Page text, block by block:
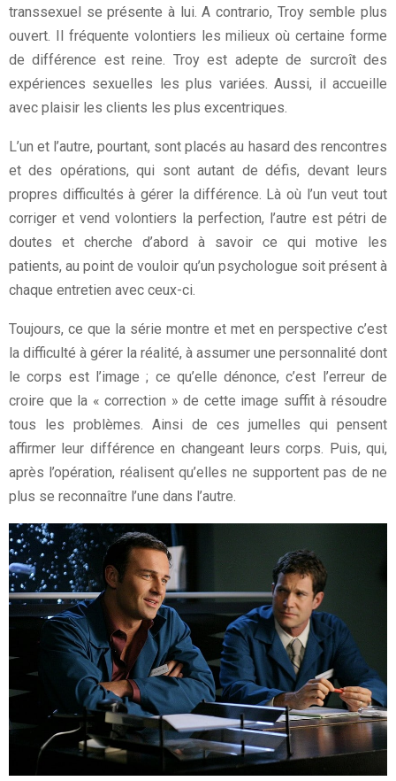
transsexuel se présente à lui. A contrario, Troy semble plus
ouvert. Il fréquente volontiers les milieux où certaine forme
de différence est reine. Troy est adepte de surcroît des
expériences sexuelles les plus variées. Aussi, il accueille
avec plaisir les clients les plus excentriques.
L’un et l’autre, pourtant, sont placés au hasard des rencontres
et des opérations, qui sont autant de défis, devant leurs
propres difficultés à gérer la différence. Là où l’un veut tout
corriger et vend volontiers la perfection, l’autre est pétri de
doutes et cherche d’abord à savoir ce qui motive les
patients, au point de vouloir qu’un psychologue soit présent à
chaque entretien avec ceux-ci.
Toujours, ce que la série montre et met en perspective c’est
la difficulté à gérer la réalité, à assumer une personnalité dont
le corps est l’image ; ce qu’elle dénonce, c’est l’erreur de
croire que la « correction » de cette image suffit à résoudre
tous les problèmes. Ainsi de ces jumelles qui pensent
affirmer leur différence en changeant leurs corps. Puis, qui,
après l’opération, réalisent qu’elles ne supportent pas de ne
plus se reconnaître l’une dans l’autre.